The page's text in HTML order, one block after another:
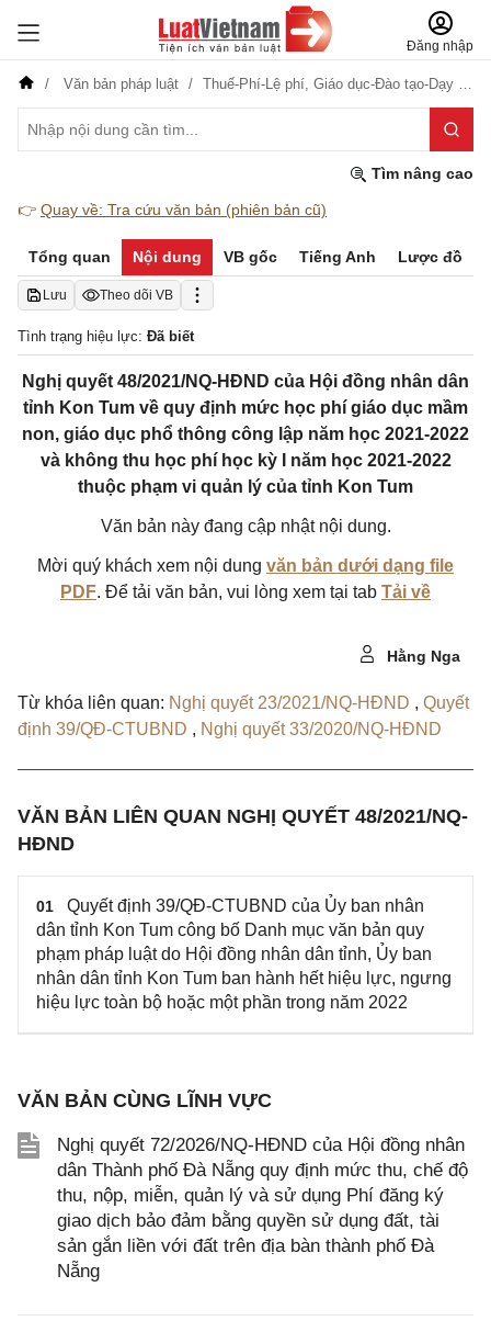
Đăng nhập
Văn bản pháp luật Thuế-Phí-Lệ phí, Giáo dục-Đào tạo-Dạy nghề
Tìm nâng cao
👉 Quay về: Tra cứu văn bản (phiên bản cũ)
Tổng quan Nội dung VB gốc Tiếng Anh Lược đồ
Lưu Theo dõi VB
Tình trạng hiệu lực: Đã biết
Nghị quyết 48/2021/NQ-HĐND của Hội đồng nhân dân
tỉnh Kon Tum về quy định mức học phí giáo dục mầm
non, giáo dục phổ thông công lập năm học 2021-2022
và không thu học phí học kỳ I năm học 2021-2022
thuộc phạm vi quản lý của tỉnh Kon Tum
Văn bản này đang cập nhật nội dung.
Mời quý khách xem nội dung văn bản dưới dạng file
PDF. Để tải văn bản, vui lòng xem tại tab Tải về
Hằng Nga
Từ khóa liên quan: Nghị quyết 23/2021/NQ-HĐND , Quyết
định 39/QĐ-CTUBND , Nghị quyết 33/2020/NQ-HĐND
VĂN BẢN LIÊN QUAN NGHỊ QUYẾT 48/2021/NQ-
HĐND
01
Quyết định 39/QĐ-CTUBND của Ủy ban nhân
dân tỉnh Kon Tum công bố Danh mục văn bản quy
phạm pháp luật do Hội đồng nhân dân tỉnh, Ủy ban
nhân dân tỉnh Kon Tum ban hành hết hiệu lực, ngưng
hiệu lực toàn bộ hoặc một phần trong năm 2022
VĂN BẢN CÙNG LĨNH VỰC
Nghị quyết 72/2026/NQ-HĐND của Hội đồng nhân
dân Thành phố Đà Nẵng quy định mức thu, chế độ
thu, nộp, miễn, quản lý và sử dụng Phí đăng ký
giao dịch bảo đảm bằng quyền sử dụng đất, tài
sản gắn liền với đất trên địa bàn thành phố Đà
Nẵng